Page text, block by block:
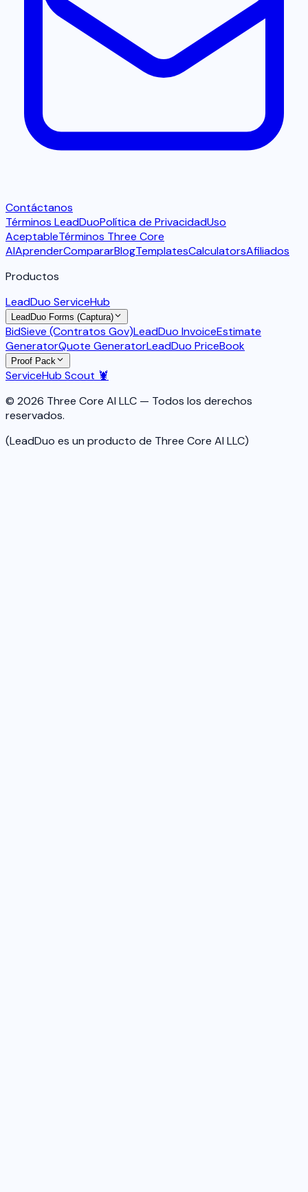
Contáctanos
Términos LeadDuoPolítica de PrivacidadUso
AceptableTérminos Three Core
AIAprenderCompararBlogTemplatesCalculatorsAfiliados
Productos
LeadDuo ServiceHub
LeadDuo Forms (Captura)
BidSieve (Contratos Gov)LeadDuo InvoiceEstimate
GeneratorQuote GeneratorLeadDuo PriceBook
Proof Pack
ServiceHub Scout 🦞
© 2026 Three Core AI LLC — Todos los derechos
reservados.
(LeadDuo es un producto de Three Core AI LLC)